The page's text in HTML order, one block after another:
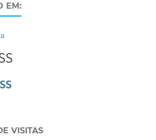
EM:
VISITAS